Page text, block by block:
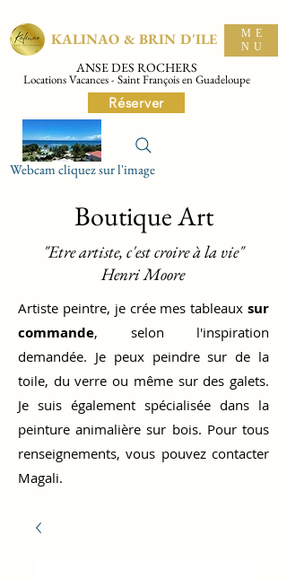
KALINAO & BRIN D'ILE
ME
NU
ANSE DES ROCHERS
Locations Vacances - Saint François en Guadeloupe
Réserver
Webcam cliquez sur l'image
Boutique Art
"Etre artiste, c'est croire à la vie"
Henri Moore
Artiste peintre, je crée mes tableaux sur
commande, selon l'inspiration
demandée. Je peux peindre sur de la
toile, du verre ou même sur des galets.
Je suis également spécialisée dans la
peinture animalière sur bois. Pour tous
renseignements, vous pouvez contacter
Magali.